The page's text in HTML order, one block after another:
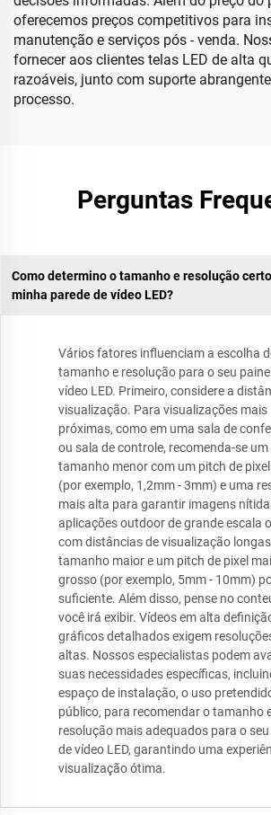
oferecemos preços competitivos para
manutenção e serviços pós - venda.
fornecer aos clientes telas LED de alta
razoáveis, junto com suporte
processo.
Perguntas
Como determino o tamanho e resolução
minha parede de vídeo LED?
Vários fatores influenciam a escolha
tamanho e resolução para o seu
vídeo LED. Primeiro, considere a
visualização. Para visualizações mais
próximas, como em uma sala de
ou sala de controle, recomenda-se um
tamanho menor com um pitch de
(por exemplo, 1,2mm - 3mm) e uma
mais alta para garantir imagens
aplicações outdoor de grande escala
com distâncias de visualização
tamanho maior e um pitch de pixel
grosso (por exemplo, 5mm - 10mm)
suficiente. Além disso, pense no
você irá exibir. Vídeos em alta
gráficos detalhados exigem
altas. Nossos especialistas podem
suas necessidades específicas,
espaço de instalação, o uso
público, para recomendar o tamanho
resolução mais adequados para o seu
de vídeo LED, garantindo uma
visualização ótima.